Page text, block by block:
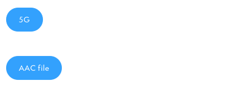
5G
AAC file